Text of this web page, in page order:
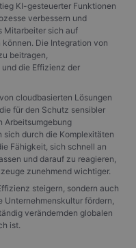
KI-gesteuerter Funktionen
verbessern und
Mitarbeiter sich auf
Die Integration von
beitragen,
die Effizienz der
cloudbasierten Lösungen
für den Schutz sensibler
Arbeitsumgebung
sich durch die Komplexitäten
Fähigkeit, sich schnell an
und darauf zu reagieren,
zunehmend wichtiger.
steigern, sondern auch
Unternehmenskultur fördern,
verändernden globalen
ist.
1 Monat
Ablaufdatum Beschreibung
Ablaufdatum Beschreibung
/
Ablaufdatum Beschreibung
1 Jahr
1 Jahr